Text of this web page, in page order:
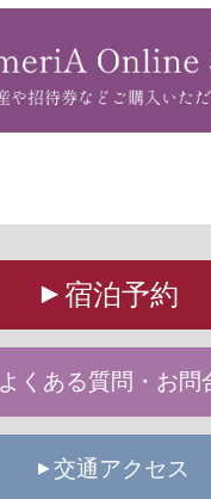
宿泊予約
よくある質問・お問
交通アクセス